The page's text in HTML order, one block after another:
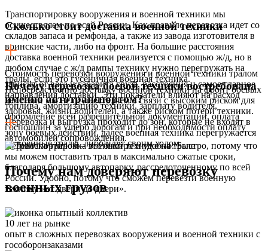
Транспортировку вооружения и военной техники мы
осуществляем по всей России. Как правило перевозка идет со
складов запаса и ремфонда, а также из завода изготовителя в
воинские части, либо на фронт. На большие расстояния
доставка военной техники реализуется с помощью ж/д, но в
любом случае с ж/д рампы технику нужно перегружать на
тралы, если это гусеничная военная техника.
Непосредственно доставку военной техники на фронт боевых
действий мы не осуществляем в связи с высоким риском для
здоровья, жизни водителей, а также риском потери техники.
Перевозка и выгрузка проходит до зон, которые не входят в
зону боевых действий, далее военная техника перегружается
на военные тралы, либо идут своим ходом.
Сколько стоит доставка военной техники
Стоимость перевозки вооружения и военной техники тралом
зависит от веса и габарита груза, расстояния и самое главное
направления доставки. Эти показатели влияют на расход
топлива, амортизацию техники, зарплату водителя,
оформление всей разрешительной документации, оплата
госпошлин за ущерб дорогам и при необходимости оплату
автомобилей сопровождения.
Почему перевозка боевой техники востребована
именно автотранспортом?
Перевозка тралом – это быстро и удобно. Быстро, потому что
мы можем поставить трал в максимально сжатые сроки,
благодаря большому автопарку, рассредоточенному по всей
России. Удобно, потому что сможем перевезти военную
технику «от двери до двери».
Почему нам доверяют перевозку
военных грузов
10 лет на рынке
опыт в сложных перевозках вооружения и военной техники с
гособоронзаказами